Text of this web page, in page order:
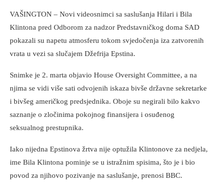
VAŠINGTON – Novi videosnimci sa saslušanja Hilari i Bila
Klintona pred Odborom za nadzor Predstavničkog doma SAD
pokazali su napetu atmosferu tokom svjedočenja iza zatvorenih
vrata u vezi sa slučajem Džefrija Epstina.
Snimke je 2. marta objavio House Oversight Committee, a na
njima se vidi više sati odvojenih iskaza bivše državne sekretarke
i bivšeg američkog predsjednika. Oboje su negirali bilo kakvo
saznanje o zločinima pokojnog finansijera i osuđenog
seksualnog prestupnika.
Iako nijedna Epstinova žrtva nije optužila Klintonove za nedjela,
ime Bila Klintona pominje se u istražnim spisima, što je i bio
povod za njihovo pozivanje na saslušanje, prenosi BBC.